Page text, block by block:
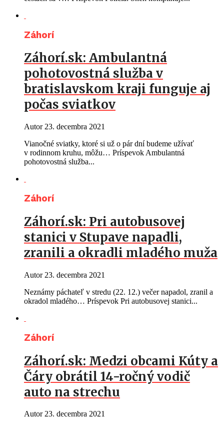
Záhorí
Záhorí.sk: Ambulantná
pohotovostná služba v
bratislavskom kraji funguje aj
počas sviatkov
Autor 23. decembra 2021
Vianočné sviatky, ktoré si už o pár dní budeme užívať
v rodinnom kruhu, môžu… Príspevok Ambulantná
pohotovostná služba...
Záhorí
Záhorí.sk: Pri autobusovej
stanici v Stupave napadli,
zranili a okradli mladého muža
Autor 23. decembra 2021
Neznámy páchateľ v stredu (22. 12.) večer napadol, zranil a
okradol mladého… Príspevok Pri autobusovej stanici...
Záhorí
Záhorí.sk: Medzi obcami Kúty a
Čáry obrátil 14-ročný vodič
auto na strechu
Autor23. decembra 2021